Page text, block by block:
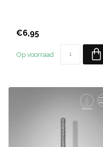
€6,95
Op voorraad